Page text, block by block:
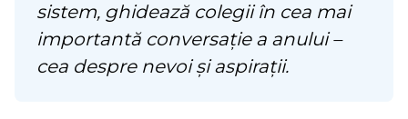
sistem, ghidează colegii în cea mai
importantă conversație a anului –
cea despre nevoi și aspirații.